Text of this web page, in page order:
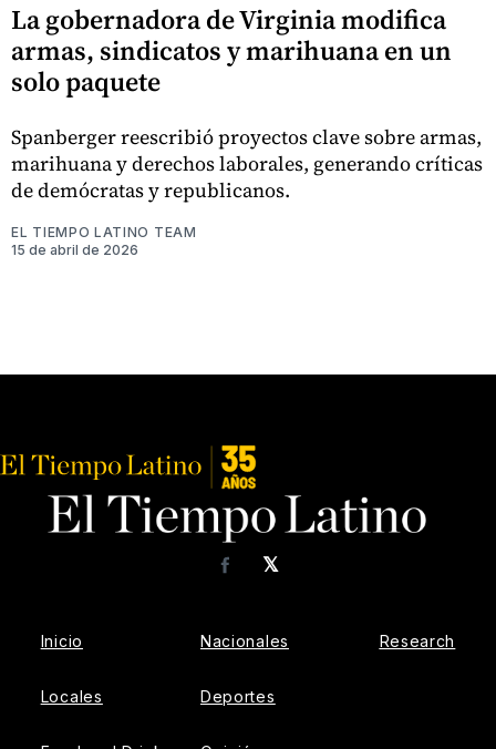
La gobernadora de Virginia modifica
armas, sindicatos y marihuana en un
solo paquete
Spanberger reescribió proyectos clave sobre armas,
marihuana y derechos laborales, generando críticas
de demócratas y republicanos.
EL TIEMPO LATINO TEAM
15 de abril de 2026
𝕏
Facebook
Inicio
Locales
Nacionales
Deportes
Research